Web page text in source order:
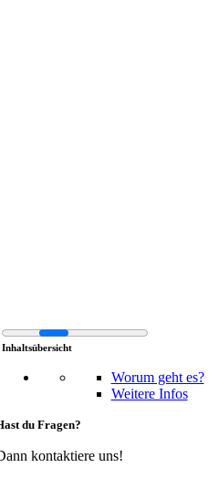
Inhaltsübersicht
Worum geht es?
Weitere Infos
du Fragen?
kontaktiere uns!